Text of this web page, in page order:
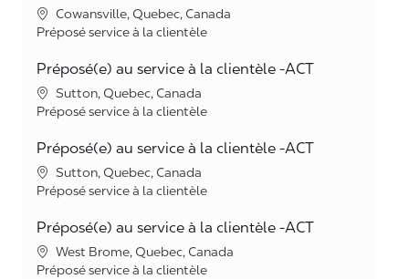
LieuCowansville, Quebec, Canada
Catégorie
Préposé service à la clientèle
Préposé(e) au service à la clientèle -ACT
LieuSutton, Quebec, Canada
Catégorie
Préposé service à la clientèle
Préposé(e) au service à la clientèle -ACT
LieuSutton, Quebec, Canada
Catégorie
Préposé service à la clientèle
Préposé(e) au service à la clientèle -ACT
LieuWest Brome, Quebec, Canada
Catégorie
Préposé service à la clientèle